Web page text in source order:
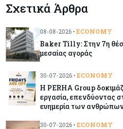
Οι πυρκαγιές
ζημιές δεν είναι
Κόσμος
Γιατί οι κεντρικές
Κόσμος
Ποιες χώρες έχουν τα
Σχετικά Άρθρα
08-08-2026 • ECONOMY
Baker Tilly: Στην 7η
μεσαίας αγοράς
30-07-2026 • ECONOMY
Η PERHA Group
εργασία, επενδύοντας
ευημερία των
30-07-2026 • ECONOMY